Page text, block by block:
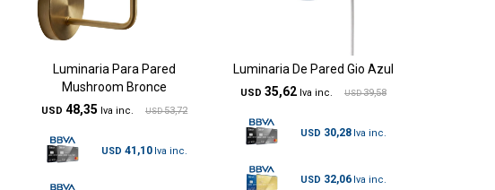
Luminaria Para Pared
Mushroom Bronce
USD 48,35 USD 53,72
USD 41,10
Luminaria De Pared Gio Azul
USD 35,62 USD 39,58
USD 30,28
USD 32,06